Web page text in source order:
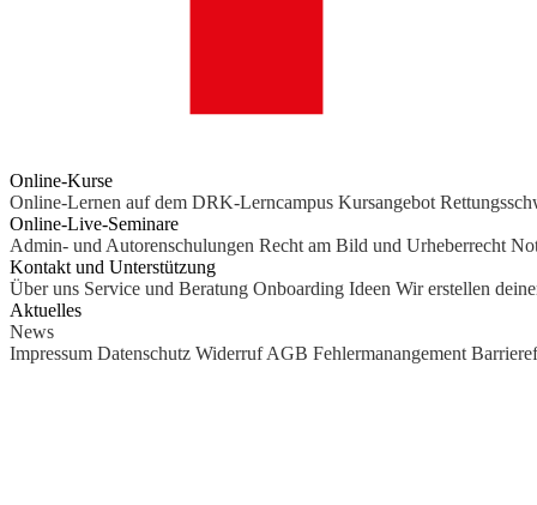
Online-Kurse
Online-Lernen auf dem DRK-Lerncampus Kursangebot
Online-Live-Seminare
Admin- und Autorenschulungen Recht am Bild und Urheberrecht
Kontakt und Unterstützung
Über uns Service und Beratung Onboarding Ideen Wir erstellen
Aktuelles
News
Impressum Datenschutz Widerruf AGB Fehlermanangement